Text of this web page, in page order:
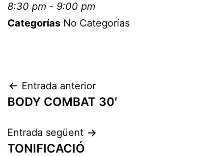
8:30 pm - 9:00 pm
Categorías No Categorías
Entrada anterior
BODY COMBAT 30′
Entrada següent
TONIFICACIÓ